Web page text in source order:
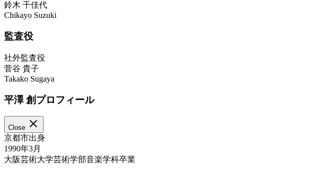
鈴木 千佳代
Chikayo Suzuki
監査役
社外監査役
菅谷 貴子
Takako Sugaya
平澤 創プロフィール
Close
京都市出身
1990年3月
大阪芸術大学芸術学部音楽学科卒業